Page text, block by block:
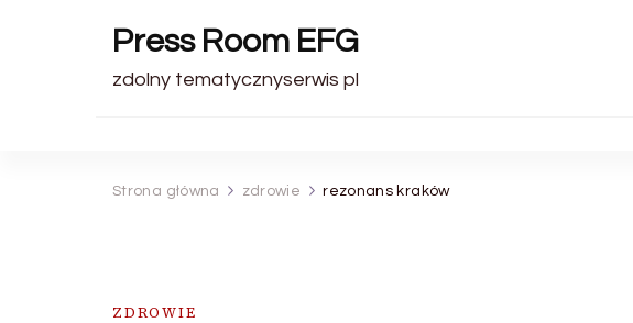
Press Room EFG
zdolny tematycznyserwis pl
Strona główna zdrowie rezonans kraków
ZDROWIE